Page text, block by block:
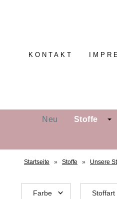
KONTAKT
Neu Stoffe
Startseite » Stoffe » Unsere
Farbe Stoffart